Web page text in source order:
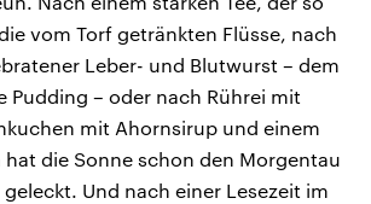
vom Torf getränkten Flüsse, nach
Leber- und Blutwurst – dem
Pudding – oder nach Rührei mit
mit Ahornsirup und einem
die Sonne schon den Morgentau
Und nach einer Lesezeit im